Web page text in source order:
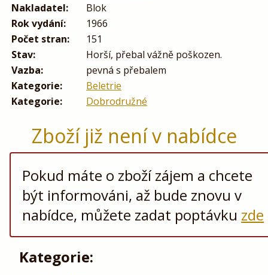
Nakladatel:
Blok
Rok vydání:
1966
Počet stran:
151
Stav:
Horší, přebal vážně poškozen.
Vazba:
pevná s přebalem
Kategorie:
Beletrie
Kategorie:
Dobrodružné
Zboží již není v nabídce
Pokud máte o zboží zájem a chcete
být informováni, až bude znovu v
nabídce, můžete zadat poptávku zde
Kategorie: